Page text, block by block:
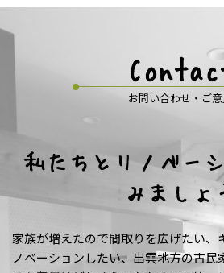
お問い合わせ・ご
私たちとリノベー
みましょ
家族が増えたので間取りを広げたい、
ノベーションしたい、出雲地方の古民